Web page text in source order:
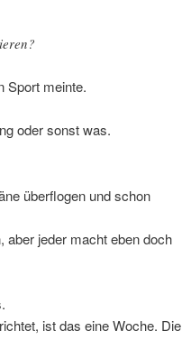
Sport meinte.
oder sonst was.
überflogen und schon
jeder macht eben doch
ist das eine Woche. Die